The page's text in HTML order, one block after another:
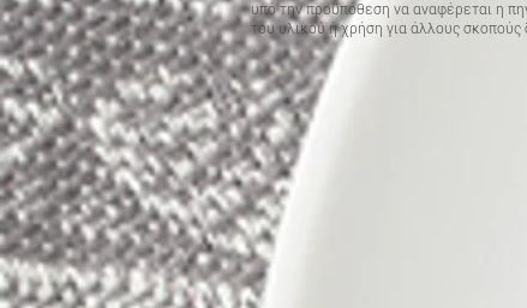
υπό την προϋπόθεση να αναφέρεται η
του υλικού ή χρήση για άλλους σκοπούς